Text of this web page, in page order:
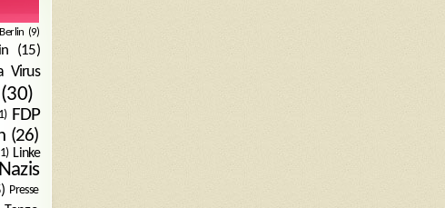
Berlin (9)
(15)
Virus
(30)
FDP
(26)
Linke
Nazis
Presse